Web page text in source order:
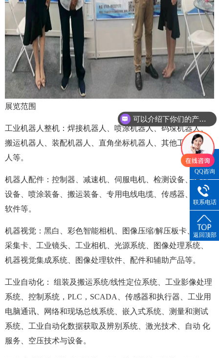
展览范围
工业机器人整机：焊接机器人、喷涂机器人、码垛机器人、
搬运机器人、装配机器人、直角坐标机器人、其他工业机器
人等。
机器人配件：控制器、减速机、伺服电机、检测设备、焊割
设备、喷涂装备、搬运装备、专用电线电缆、传感器、相关2
软件等。
机器视觉：黑白、彩色智能相机、图像压缩/解压板卡、彩色
采集卡、工业镜头、工业相机、光源系统、图像处理系统、
机器视觉集成系统、图像处理软件、配件和辅助产品等。
工业自动化： 组装及搬运系统/线性定位系统、工业影像处理
系统、控制系统，PLC，SCADA、传感器和执行器、工业用
电脑通讯、网络和现场总线系统、嵌入式系统、测量和测试
系统、工业自动化数据获取及辨别系统、激光技术、自动 化
服务、空压技术与设备。
QQ咨询
联系电话
返回顶部
可以介绍下你们的产品么
你们是怎么收费的呢